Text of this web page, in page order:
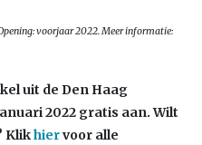
voorjaar 2022. Meer informatie:
uit de Den Haag
2022 gratis aan. Wilt
Klikhiervoor alle